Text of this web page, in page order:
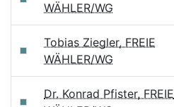
WÄHLER/WG
Tobias Ziegler, FREIE
WÄHLER/WG
Dr. Konrad Pfister, FREIE